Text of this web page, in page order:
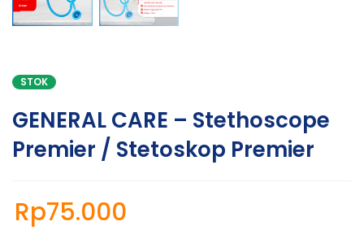
STOK
GENERAL CARE – Stethoscope
Premier / Stetoskop Premier
Rp75.000